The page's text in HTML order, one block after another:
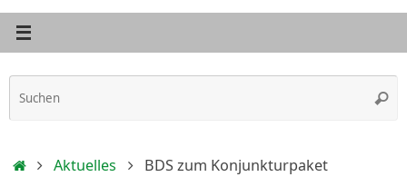
StartAktuelles BDS zum Konjunkturpaket